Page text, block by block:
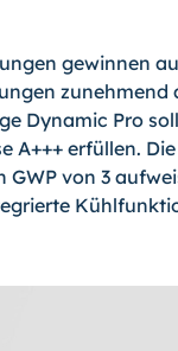
gewinnen
zunehmend
Dynamic Pro
A+++ erfüllen.
GWP von 3